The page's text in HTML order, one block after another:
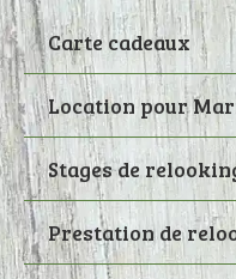
Carte cadeaux
Location pour
Stages de
Prestation de